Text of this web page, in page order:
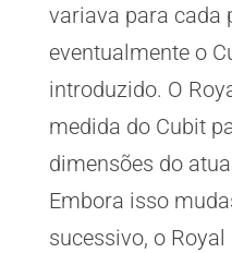
variava para cada
eventualmente o
introduzido. O
medida do Cubit
dimensões do
Embora isso
sucessivo, o